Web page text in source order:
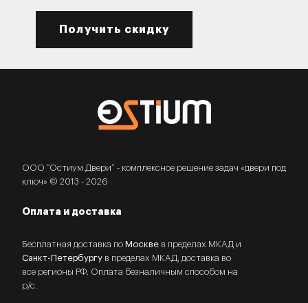
Получить скидку
ООО “Остиум Двери” - комплексное решение задач «двери под
ключ» © 2013 - 2026
Оплата и доставка
Бесплатная доставка по Москве в пределах МКАД и
Санкт-Петербургу в пределах МКАД, доставка во
все регионы РФ. Оплата безналичным способом на
р/с.